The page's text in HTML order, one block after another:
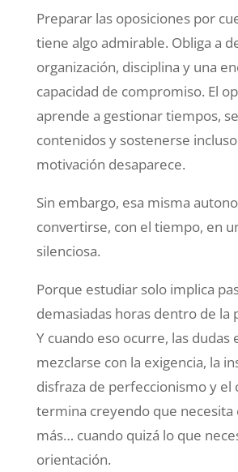
Preparar las oposiciones por
tiene algo admirable. Obliga a
organización, disciplina y una
capacidad de compromiso. El
aprende a gestionar tiempos,
contenidos y sostenerse
motivación desaparece.
Sin embargo, esa misma
convertirse, con el tiempo, en
silenciosa.
Porque estudiar solo implica
demasiadas horas dentro de la
Y cuando eso ocurre, las dudas
mezclarse con la exigencia, la
disfraza de perfeccionismo y el
termina creyendo que necesita
más… cuando quizá lo que
orientación.